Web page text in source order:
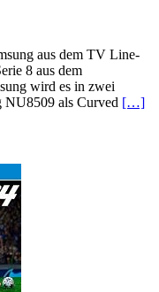
aus dem TV Line-
8 aus dem
wird es in zwei
NU8509 als Curved […]